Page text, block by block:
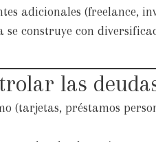
adicionales (freelance,
construye con
las
(tarjetas, préstamos